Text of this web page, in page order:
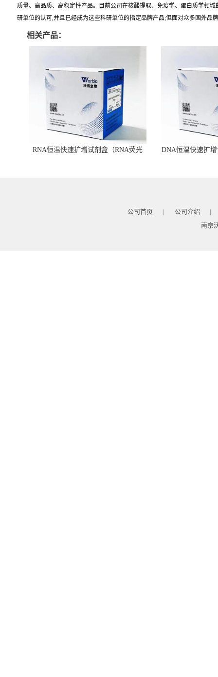
质量、高品质、高稳定性产品。目前公司在核酸提取、免疫学、蛋白质学领
研单位的认可,并且已经成为这些科研单位的指定品牌产品;但面对众多国外品
相关产品：
RNA恒温快速扩增试剂盒（RNA荧光
DNA恒温快速扩
公司首页 | 公司介绍 |
南京